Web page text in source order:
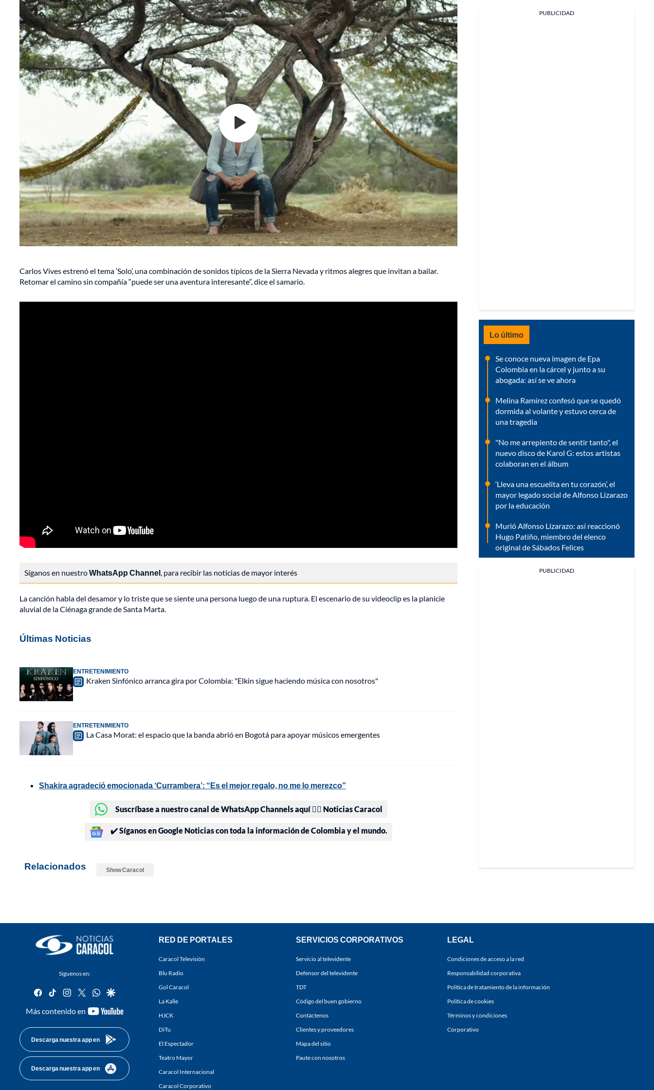
Carlos Vives estrenó el tema ‘Solo’, una combinación de sonidos típicos de la Sierra Nevada y ritmos alegres que invitan a bailar.
Retomar el camino sin compañía “puede ser una aventura interesante”, dice el samario.
Síganos en nuestroWhatsApp Channel, para recibir las noticias de mayor interés
La canción habla del desamor y lo triste que se siente una persona luego de una ruptura. El escenario de su videoclip es la planicie
aluvial de la Ciénaga grande de Santa Marta.
Últimas Noticias
ENTRETENIMIENTO
Kraken Sinfónico arranca gira por Colombia: "Elkin sigue haciendo música con nosotros"
ENTRETENIMIENTO
La Casa Morat: el espacio que la banda abrió en Bogotá para apoyar músicos emergentes
Shakira agradeció emocionada ‘Currambera’: “Es el mejor regalo, no me lo merezco”
Suscríbase a nuestro canal de WhatsApp Channels aquí 👉🏻 Noticias Caracol
✔️ Síganos en Google Noticias con toda la información de Colombia y el mundo.
Relacionados Show Caracol
PUBLICIDAD
Lo último
Se conoce nueva imagen de Epa
Colombia en la cárcel y junto a su
abogada: así se ve ahora
Melina Ramírez confesó que se quedó
dormida al volante y estuvo cerca de
una tragedia
"No me arrepiento de sentir tanto", el
nuevo disco de Karol G: estos artistas
colaboran en el álbum
‘Lleva una escuelita en tu corazón’, el
mayor legado social de Alfonso Lizarazo
por la educación
Murió Alfonso Lizarazo: así reaccionó
Hugo Patiño, miembro del elenco
original de Sábados Felices
PUBLICIDAD
Síguenos en:
facebook
tiktok instagram
twitterwhatsapp
google
Más contenido en
youtube-
Descarga nuestra app en
Descarga nuestra app en
RED DE PORTALES
Caracol Televisión
Blu Radio
Gol Caracol
La Kalle
HJCK
DiTu
El Espectador
Teatro Mayor
Caracol Internacional
Caracol Corporativo
SERVICIOS CORPORATIVOS
Servicio al televidente
Defensor del televidente
TDT
Código del buen gobierno
Contáctenos
Clientes y proveedores
Mapa del sitio
Paute con nosotros
LEGAL
Condiciones de acceso a la red
Responsabilidad corporativa
Política de tratamiento de la información
Política de cookies
Términos y condiciones
Corporativo